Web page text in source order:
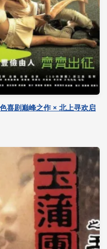
喜剧巅峰之作 × 北上寻欢启